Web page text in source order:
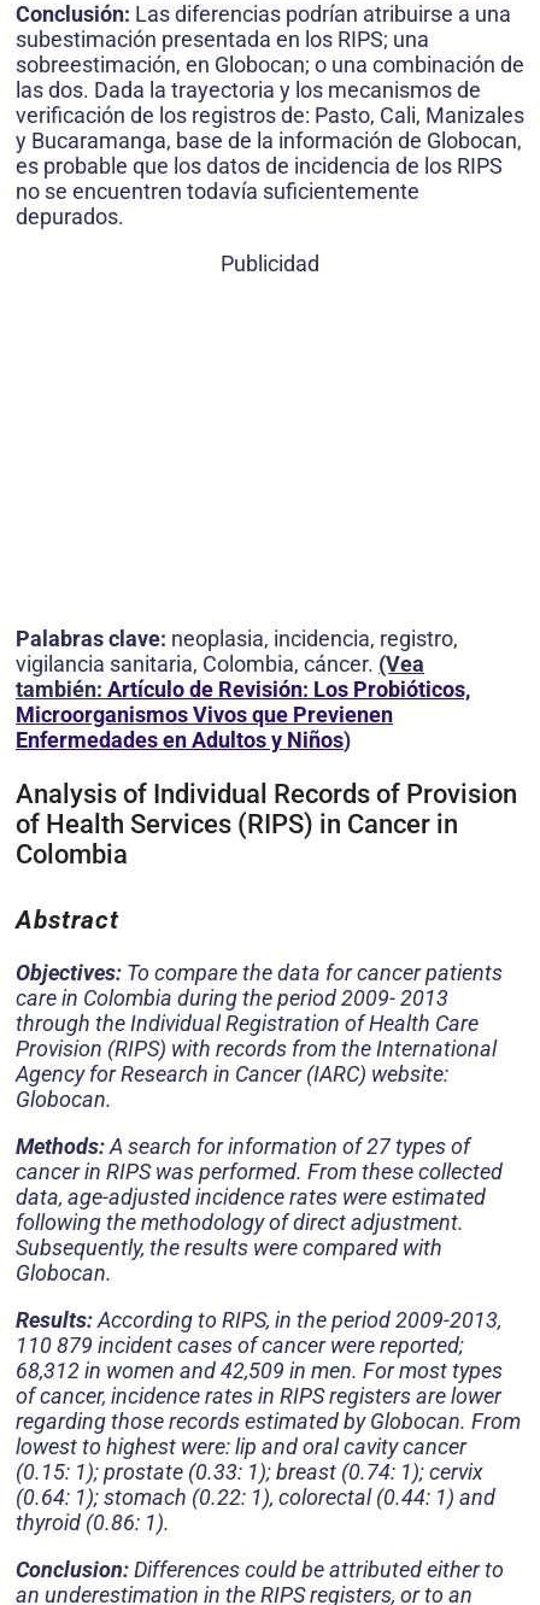
Conclusión: Las diferencias podrían atribuirse a una
subestimación presentada en los RIPS; una
sobreestimación, en Globocan; o una combinación de
las dos. Dada la trayectoria y los mecanismos de
verificación de los registros de: Pasto, Cali, Manizales
y Bucaramanga, base de la información de Globocan,
es probable que los datos de incidencia de los RIPS
no se encuentren todavía suficientemente
depurados.
Publicidad
Palabras clave: neoplasia, incidencia, registro,
vigilancia sanitaria, Colombia, cáncer. (Vea
también: Artículo de Revisión: Los Probióticos,
Microorganismos Vivos que Previenen
Enfermedades en Adultos y Niños)
Analysis of Individual Records of Provision
of Health Services (RIPS) in Cancer in
Colombia
Abstract
Objectives: To compare the data for cancer patients
care in Colombia during the period 2009- 2013
through the Individual Registration of Health Care
Provision (RIPS) with records from the International
Agency for Research in Cancer (IARC) website:
Globocan.
Methods:A search for information of 27 types of
cancer in RIPS was performed. From these collected
data, age-adjusted incidence rates were estimated
following the methodology of direct adjustment.
Subsequently, the results were compared with
Globocan.
Results:According to RIPS, in the period 2009-2013,
110 879 incident cases of cancer were reported;
68,312 in women and 42,509 in men. For most types
of cancer, incidence rates in RIPS registers are lower
regarding those records estimated by Globocan. From
lowest to highest were: lip and oral cavity cancer
(0.15: 1); prostate (0.33: 1); breast (0.74: 1); cervix
(0.64: 1); stomach (0.22: 1), colorectal (0.44: 1) and
thyroid (0.86: 1).
Conclusion:Differences could be attributed either to
an underestimation in the RIPS registers, or to an